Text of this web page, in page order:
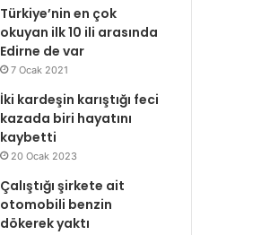
Türkiye’nin en çok
okuyan ilk 10 ili arasında
Edirne de var
7 Ocak 2021
İki kardeşin karıştığı feci
kazada biri hayatını
kaybetti
20 Ocak 2023
Çalıştığı şirkete ait
otomobili benzin
dökerek yaktı